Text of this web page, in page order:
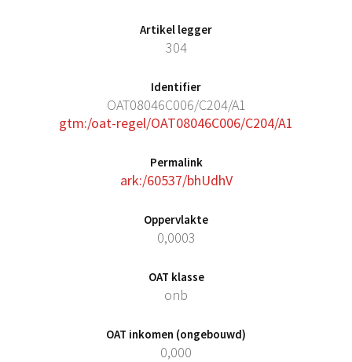
Artikel legger
304
Identifier
OAT08046C006/C204/A1
gtm:/oat-regel/OAT08046C006/C204/A1
Permalink
ark:/60537/bhUdhV
Oppervlakte
0,0003
OAT klasse
onb
OAT inkomen (ongebouwd)
0,000